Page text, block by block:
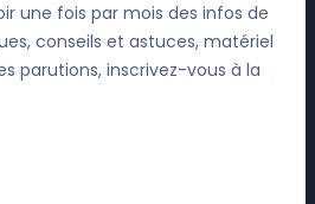
une fois par mois des infos de
conseils et astuces, matériel
parutions, inscrivez-vous à la